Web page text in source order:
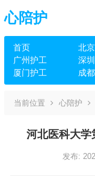
心陪护
首页 北
广州护工
深
厦门护工
成
当前位置 心陪护
河北医科大学
发布: